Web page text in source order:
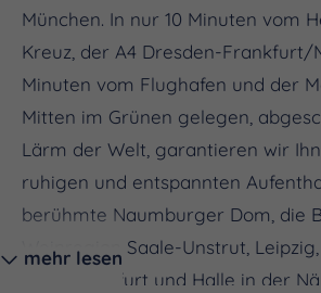
München. In nur 10 Minuten vom
Kreuz, der A4 Dresden-Frankfurt/
Minuten vom Flughafen und der
Mitten im Grünen gelegen,
Lärm der Welt, garantieren wir
ruhigen und entspannten
berühmte Naumburger Dom, die
Weinregion Saale-Unstrut,
Weimar, Erfurt und Halle in der
mehr lesen